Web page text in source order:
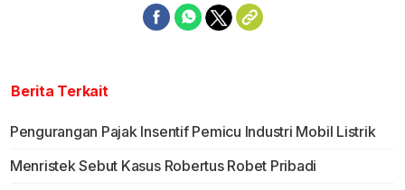
Berita Terkait
Pengurangan Pajak Insentif Pemicu Industri Mobil Listrik
Menristek Sebut Kasus Robertus Robet Pribadi